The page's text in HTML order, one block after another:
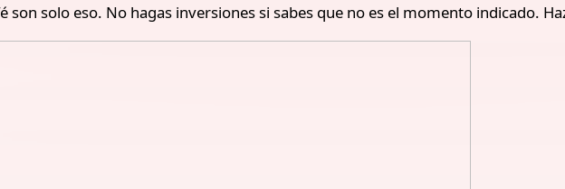
son solo eso. No hagas inversiones si sabes que no es el momento indicado.